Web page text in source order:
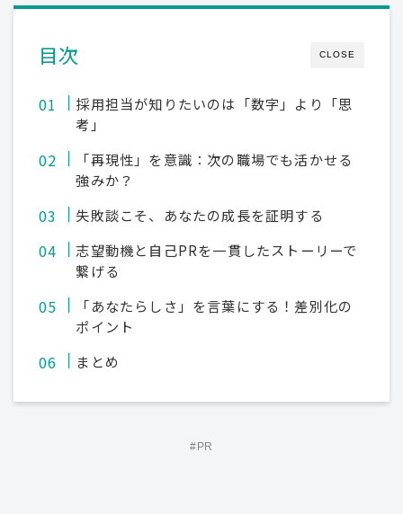
CLOSE
目次
採用担当が知りたいのは「数字」より「思
考」
「再現性」を意識：次の職場でも活かせる
強みか？
失敗談こそ、あなたの成長を証明する
志望動機と自己PRを一貫したストーリーで
繋げる
「あなたらしさ」を言葉にする！差別化の
ポイント
まとめ
#PR